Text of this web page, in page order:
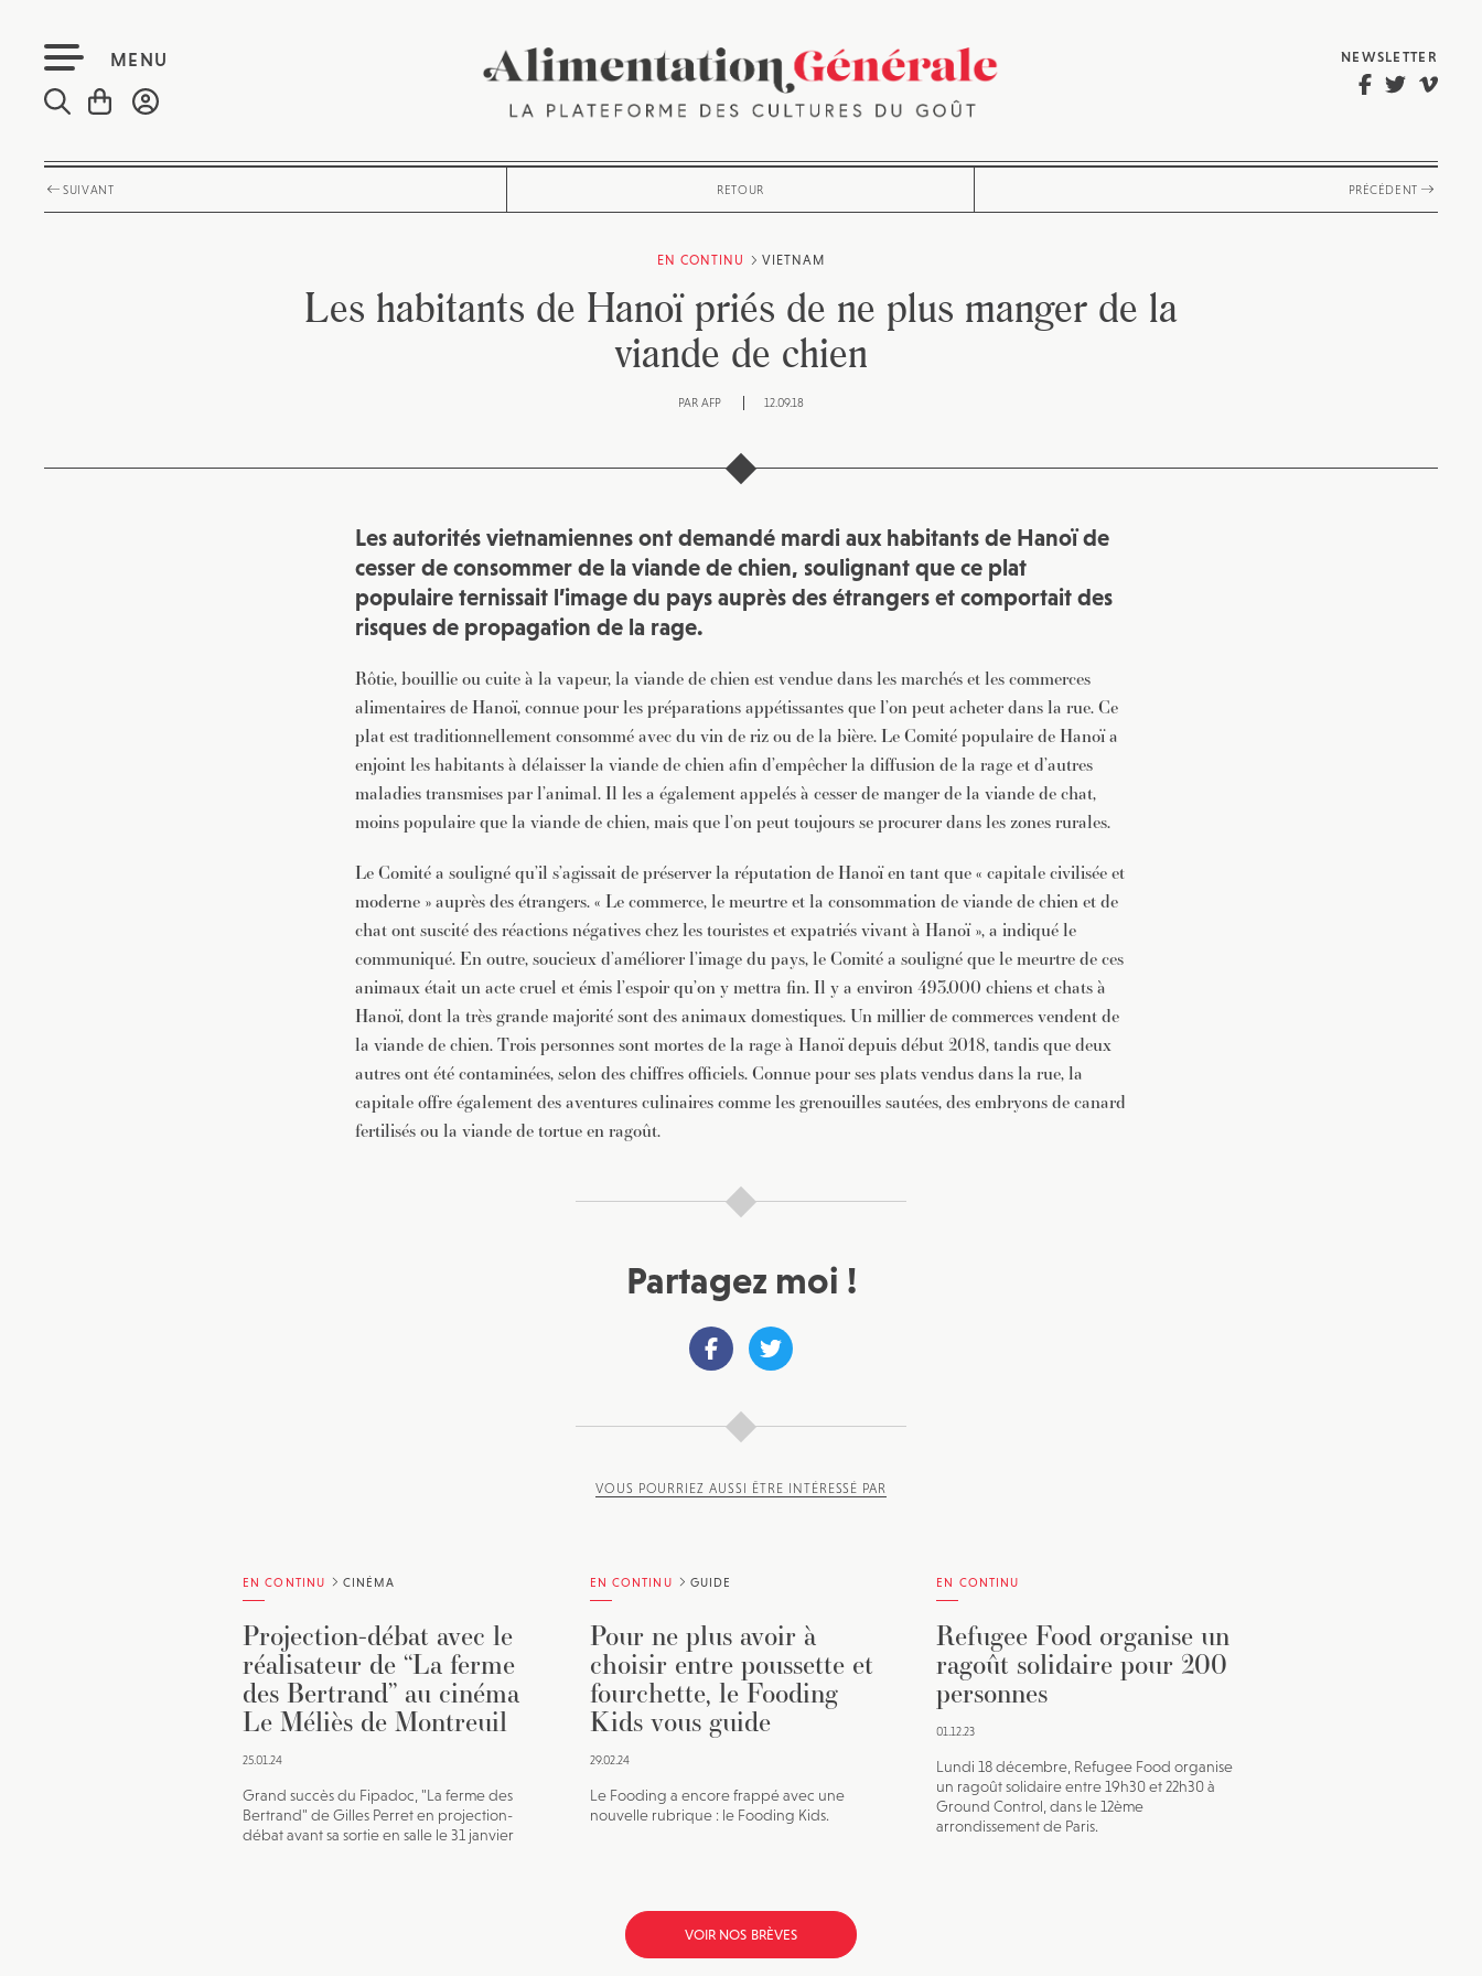
MENU NEWSLETTER
SUIVANT RETOUR PRÉCÉDENT
EN CONTINU VIETNAM
Les habitants de Hanoï priés de ne plus manger de la
viande de chien
PAR AFP 12.09.18
Les autorités vietnamiennes ont demandé mardi aux habitants de Hanoï de
cesser de consommer de la viande de chien, soulignant que ce plat
populaire ternissait l’image du pays auprès des étrangers et comportait des
risques de propagation de la rage.
Rôtie, bouillie ou cuite à la vapeur, la viande de chien est vendue dans les marchés et les commerces
alimentaires de Hanoï, connue pour les préparations appétissantes que l’on peut acheter dans la rue. Ce
plat est traditionnellement consommé avec du vin de riz ou de la bière. Le Comité populaire de Hanoï a
enjoint les habitants à délaisser la viande de chien afin d’empêcher la diffusion de la rage et d’autres
maladies transmises par l’animal. Il les a également appelés à cesser de manger de la viande de chat,
moins populaire que la viande de chien, mais que l’on peut toujours se procurer dans les zones rurales.
Le Comité a souligné qu’il s’agissait de préserver la réputation de Hanoï en tant que « capitale civilisée et
moderne » auprès des étrangers. « Le commerce, le meurtre et la consommation de viande de chien et de
chat ont suscité des réactions négatives chez les touristes et expatriés vivant à Hanoï », a indiqué le
communiqué. En outre, soucieux d’améliorer l’image du pays, le Comité a souligné que le meurtre de ces
animaux était un acte cruel et émis l’espoir qu’on y mettra fin. Il y a environ 493.000 chiens et chats à
Hanoï, dont la très grande majorité sont des animaux domestiques. Un millier de commerces vendent de
la viande de chien. Trois personnes sont mortes de la rage à Hanoï depuis début 2018, tandis que deux
autres ont été contaminées, selon des chiffres officiels. Connue pour ses plats vendus dans la rue, la
capitale offre également des aventures culinaires comme les grenouilles sautées, des embryons de canard
fertilisés ou la viande de tortue en ragoût.
Partagez moi !
VOUS POURRIEZ AUSSI ÊTRE INTÉRESSÉ PAR
EN CONTINU CINÉMA
Projection-débat avec le
réalisateur de “La ferme
des Bertrand” au cinéma
Le Méliès de Montreuil
25.01.24
Grand succès du Fipadoc, "La ferme des
Bertrand" de Gilles Perret en projection-
débat avant sa sortie en salle le 31 janvier
EN CONTINU GUIDE
Pour ne plus avoir à
choisir entre poussette et
fourchette, le Fooding
Kids vous guide
29.02.24
Le Fooding a encore frappé avec une
nouvelle rubrique : le Fooding Kids.
EN CONTINU
Refugee Food organise un
ragoût solidaire pour 200
personnes
01.12.23
Lundi 18 décembre, Refugee Food organise
un ragoût solidaire entre 19h30 et 22h30 à
Ground Control, dans le 12ème
arrondissement de Paris.
VOIR NOS BRÈVES